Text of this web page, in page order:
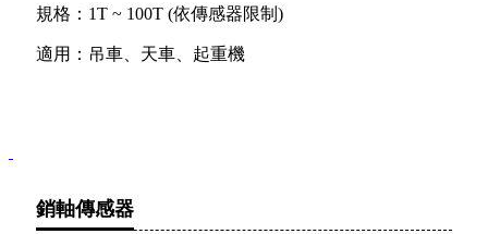
規格：1T ~ 100T (依傳感器限制)
適用：吊車、天車、起重機
銷軸傳感器